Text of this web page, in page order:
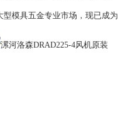
模具五金专业市场，现已成为